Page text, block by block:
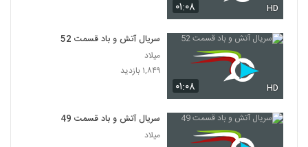
۰۱:۰۸ HD
۰۱:۰۸ HD
سریال آتش و باد قسمت 52
میلاد
۱,۸۴۹ بازدید
سریال آتش و باد قسمت 49
میلاد